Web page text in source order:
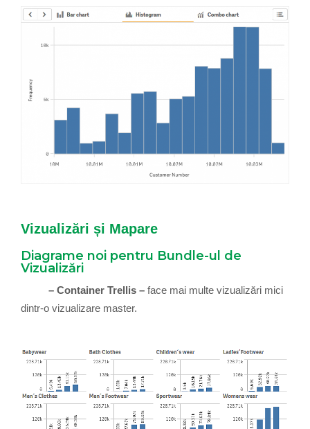
Vizualizări și Mapare
Diagrame noi pentru Bundle-ul de
Vizualizări
– Container Trellis – face mai multe vizualizări mici
dintr-o vizualizare master.